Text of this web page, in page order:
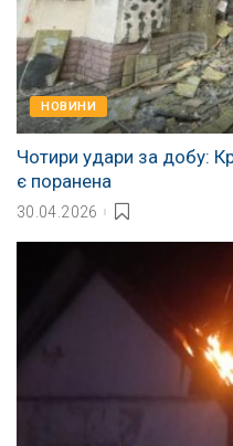
НОВИНИ
Чотири удари за добу:
є поранена
30.04.2026